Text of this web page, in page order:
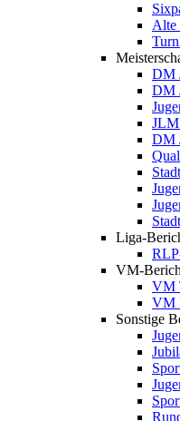
Alte
DM
DM
DM
Liga-
VM-
VM
VM
Sonstige